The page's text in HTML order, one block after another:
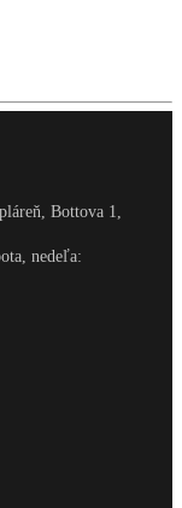
Bottova 1,
nedeľa: